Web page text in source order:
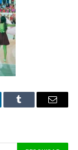
Tumblr Email